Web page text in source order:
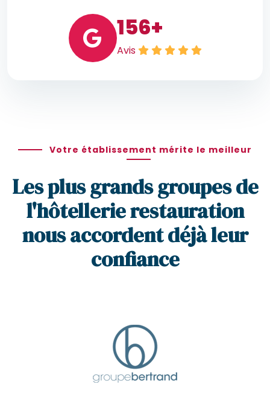
156+
Avis
Votre établissement mérite le meilleur
Les plus grands groupes de
l'hôtellerie restauration
nous accordent déjà leur
confiance